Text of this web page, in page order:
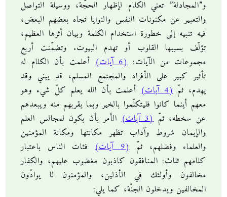
و”المجادلة” تعني الكلام لإظهار الحجّة، ووسيلة التواصل
والتعبير عن مكنونات النفس والنوايا تجاه بعضهم البعض،
فيه تنبيه إلى خطورة استخدام الكلمة وبيان أثرها العظيم،
تؤلّف بسببها القلوب أو تهدم البيوت. وتضمّنت أربع
مجموعات من الآيات:(6 آيات)
أعلمت بأن الكلام له
تأثير كبير على الأفراد والمجتمع المسلم، قد يبني وقد
يهدم، ثمّ(4 آيات)
أعلمت بأن الله يعلم كلّ شيء وهو
معهم أينما كانوا فليتكلّموا بالخير وبما يقربهم منه ويبعدهم
عن سخطه، ثمّ(3 آيات)
الأمر بأن يكون لمجالس العلم
والإيمان شروط وآداب تظهر مكانتها ومكانة المؤمنين
والعلماء وفضلهم، ثمّ(9 آيات)
فئات الناس باعتبار
كلامهم ثلاث: المنافقون كاذبون مغضوب عليهم، والكفار
مخالفون وأولئك في الأذلين، والمؤمنون لا يوادّون
المخالفين ويدخلون الجنّة، كما يلي: